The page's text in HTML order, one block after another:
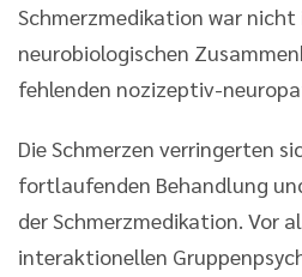
Schmerzmedikation war
neurobiologischen
fehlenden nozizeptiv-
Die Schmerzen verringerten
fortlaufenden Behandlung
der Schmerzmedikation. Vor
interaktionellen